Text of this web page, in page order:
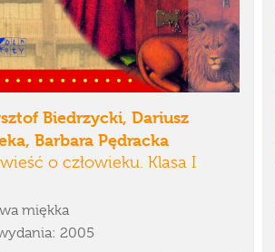
Biedrzycki, Dariusz
Barbara Pędracka
o człowieku. Klasa I
miękka
2005